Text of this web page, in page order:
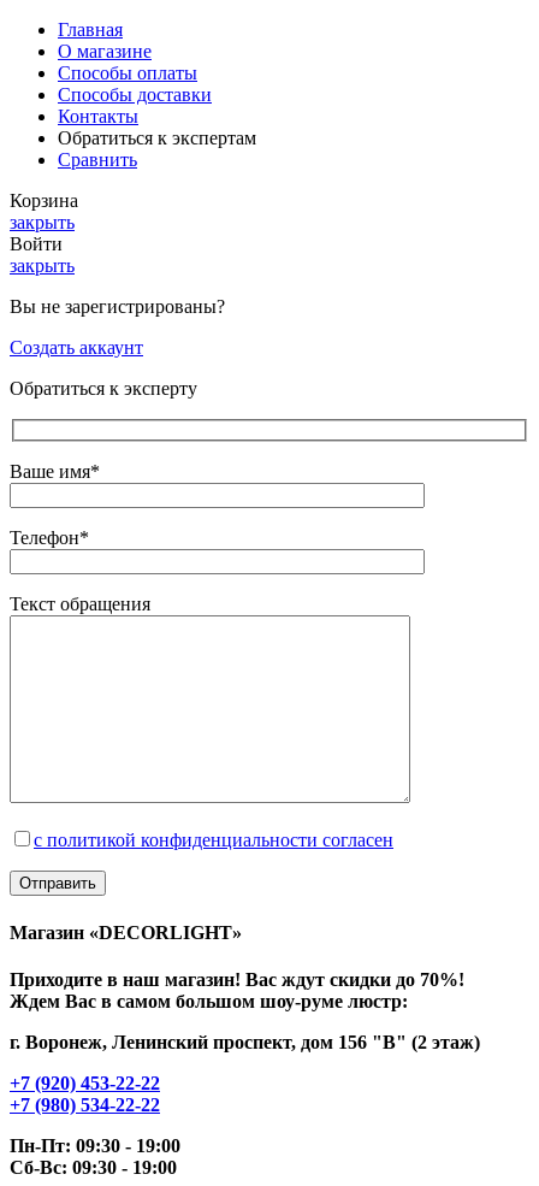
Главная
О магазине
Способы оплаты
Способы доставки
Контакты
Обратиться к экспертам
Сравнить
Корзина
закрыть
Войти
закрыть
Вы не зарегистрированы?
Создать аккаунт
Обратиться к эксперту
Ваше имя*
Телефон*
Текст обращения
с политикой конфиденциальности согласен
Магазин «DECORLIGHT»
Приходите в наш магазин! Вас ждут скидки до 70%!
Ждем Вас в самом большом шоу-руме люстр:
г. Воронеж, Ленинский проспект, дом 156 "В" (2 этаж)
+7 (920) 453-22-22
+7 (980) 534-22-22
Пн-Пт: 09:30 - 19:00
Сб-Вс: 09:30 - 19:00